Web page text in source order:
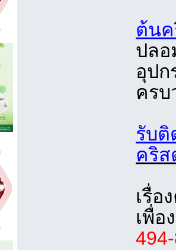
ต้นค
ปลอ
อุป
ครบ
รับ
คริ
เรื่อ
เพื่